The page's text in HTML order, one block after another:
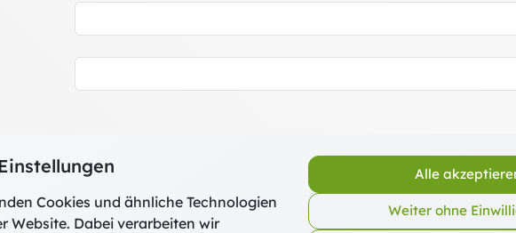
für die Genehmigung der Fort- bzw. Weiterbildung in meinem Bistum
Cookies und ähnliche Technologien
Website. Dabei verarbeiten wir
Alle
Weiter ohne